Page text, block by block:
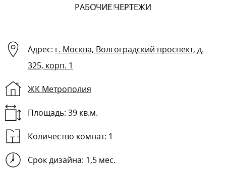
ГОСТИНАЯ
ГОСТИНАЯ
КУХНЯ
КУХНЯ
КУХНЯ
СПАЛЬНЯ
СПАЛЬНЯ
СПАЛЬНЯ
СПАЛЬНЯ
ВАННАЯ
ВАННАЯ
ВАННАЯ
ВАННАЯ
ПРИХОЖАЯ
РАБОЧИЕ ЧЕРТЕЖИ
Адрес: г. Москва, Волгоградский проспект, д.
325, корп. 1
ЖК Метрополия
Площадь: 39 кв.м.
Количество комнат: 1
Срок дизайна: 1,5 мес.